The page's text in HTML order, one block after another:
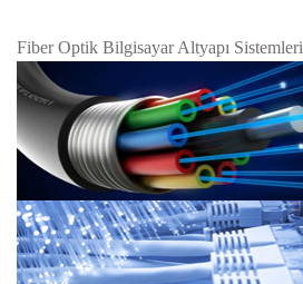
Fiber Optik Bilgisayar Altyapı Sistemleri